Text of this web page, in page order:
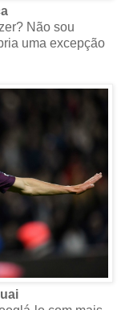
Não sou
uma excepção